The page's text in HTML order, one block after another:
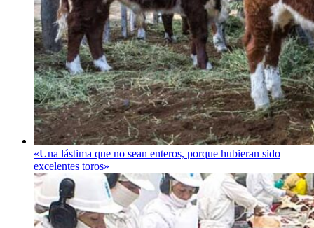
«Una lástima que no sean enteros, porque hubieran sido
excelentes toros»